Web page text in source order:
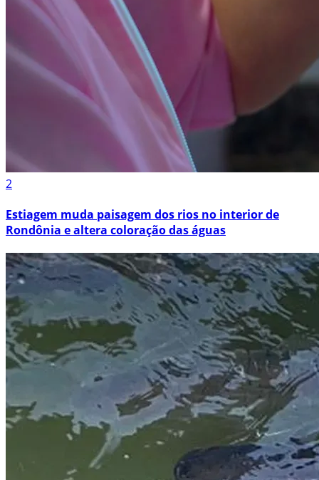
2
Estiagem muda paisagem dos rios no interior de
Rondônia e altera coloração das águas